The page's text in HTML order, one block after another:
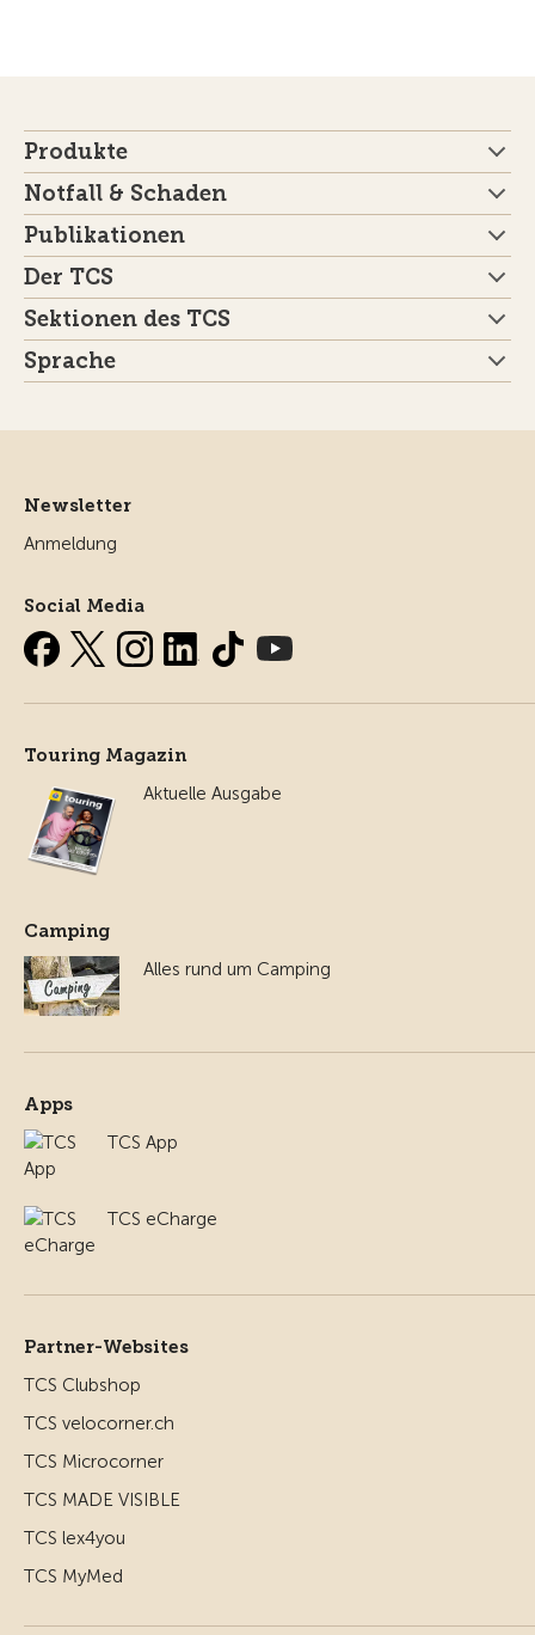
Produkte
Notfall & Schaden
Publikationen
Der TCS
Sektionen des TCS
Sprache
Newsletter
Anmeldung
Social Media
Touring Magazin
Aktuelle Ausgabe
Camping
Alles rund um Camping
Apps
TCS App
TCS eCharge
Partner-Websites
TCS Clubshop
TCS velocorner.ch
TCS Microcorner
TCS MADE VISIBLE
TCS lex4you
TCS MyMed